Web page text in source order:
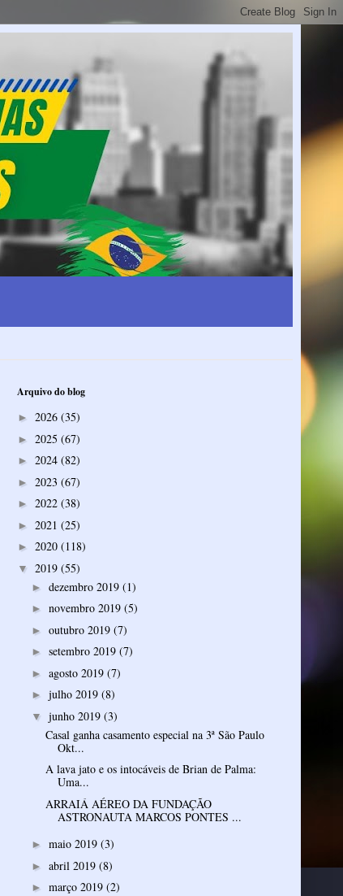
Arquivo do blog
► 2026 (35)
► 2025 (67)
► 2024 (82)
► 2023 (67)
► 2022 (38)
► 2021 (25)
► 2020 (118)
▼ 2019 (55)
► dezembro 2019 (1)
► novembro 2019 (5)
► outubro 2019 (7)
► setembro 2019 (7)
► agosto 2019 (7)
► julho 2019 (8)
▼ junho 2019 (3)
Casal ganha casamento especial na 3ª São Paulo
Okt...
A lava jato e os intocáveis de Brian de Palma:
Uma...
ARRAIÁ AÉREO DA FUNDAÇÃO
ASTRONAUTA MARCOS PONTES ...
► maio 2019 (3)
► abril 2019 (8)
► março 2019 (2)